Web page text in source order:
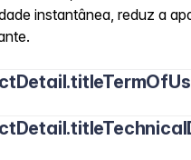
instantânea, reduz a